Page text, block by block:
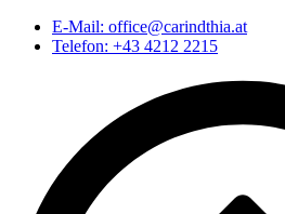
E-Mail: office@carindthia.at
Telefon: +43 4212 2215